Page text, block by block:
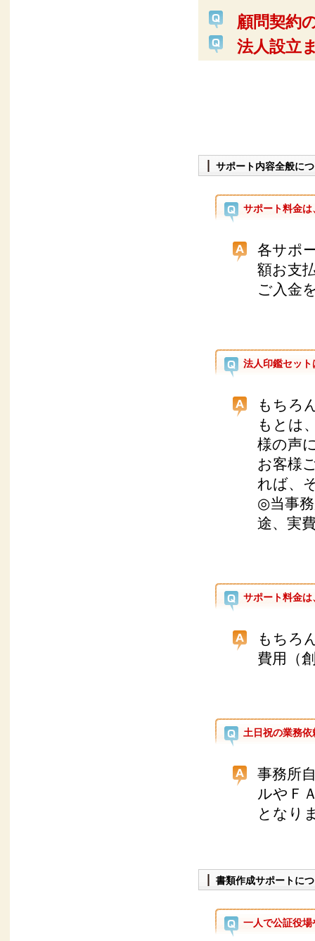
顧問契約
法人設立
サポート内容全般に
サポート料金
各サポ
額お支
ご入金
法人印鑑セッ
もちろ
もとは
様の声
お客様
れば、
◎当事
途、実
サポート料金
もちろ
費用（
土日祝の業務
事務所
ルやＦ
となり
書類作成サポートに
一人で公証役